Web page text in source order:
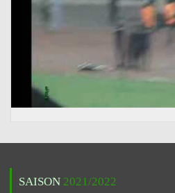
SAISON 2021/2022